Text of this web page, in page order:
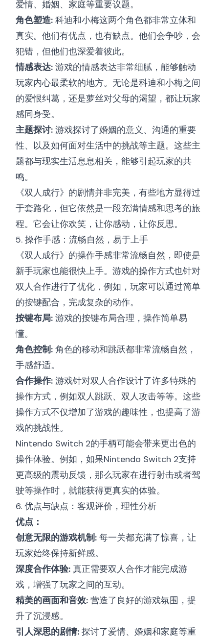
爱情、婚姻、家庭等重要议题。
角色塑造: 科迪和小梅这两个角色都非常立体和
真实。他们有优点，也有缺点。他们会争吵，会
犯错，但他们也深爱着彼此。
情感表达: 游戏的情感表达非常细腻，能够触动
玩家内心最柔软的地方。无论是科迪和小梅之间
的爱恨纠葛，还是萝丝对父母的渴望，都让玩家
感同身受。
主题探讨: 游戏探讨了婚姻的意义、沟通的重要
性、以及如何面对生活中的挑战等主题。这些主
题都与现实生活息息相关，能够引起玩家的共
鸣。
《双人成行》的剧情并非完美，有些地方显得过
于套路化，但它依然是一段充满情感和思考的旅
程。它会让你欢笑，让你感动，让你反思。
5. 操作手感：流畅自然，易于上手
《双人成行》的操作手感非常流畅自然，即使是
新手玩家也能很快上手。游戏的操作方式也针对
双人合作进行了优化，例如，玩家可以通过简单
的按键配合，完成复杂的动作。
按键布局: 游戏的按键布局合理，操作简单易
懂。
角色控制: 角色的移动和跳跃都非常流畅自然，
手感舒适。
合作操作: 游戏针对双人合作设计了许多特殊的
操作方式，例如双人跳跃、双人攻击等等。这些
操作方式不仅增加了游戏的趣味性，也提高了游
戏的挑战性。
Nintendo Switch 2的手柄可能会带来更出色的
操作体验。例如，如果Nintendo Switch 2支持
更高级的震动反馈，那么玩家在进行射击或者驾
驶等操作时，就能获得更真实的体验。
6. 优点与缺点：客观评价，理性分析
优点：
创意无限的游戏机制: 每一关都充满了惊喜，让
玩家始终保持新鲜感。
深度合作体验: 真正需要双人合作才能完成游
戏，增强了玩家之间的互动。
精美的画面和音效: 营造了良好的游戏氛围，提
升了沉浸感。
引人深思的剧情: 探讨了爱情、婚姻和家庭等重